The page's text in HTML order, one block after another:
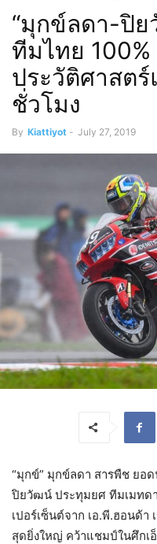
“มุกข์ลดา-ปิย
ทีมไทย 100%
ประวัติศาสต
ชั่วโมง
By Kiattiyot - July 27, 2019
“มุกข์” มุกข์ลดา สารพืช ยอ
ปิยวัฒน์ ประทุมยศ ทีมเมทด
เปอร์เซ็นต์จาก เอ.พี.ฮอนด้า
สุดยิ่งใหญ่ คว้าแชมป์ในศึกเ